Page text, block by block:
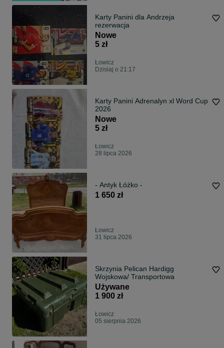
Karty Panini dla Andrzeja
rezerwacja
Nowe
5 zł
Łowicz
Dzisiaj o 21:17
Karty Panini Adrenalyn xl Word Cup
2026
Nowe
5 zł
Łowicz
28 lipca 2026
- Antyk Łóżko -
1 650 zł
Łowicz
31 lipca 2026
Skrzynia Pelican Hardigg
Wojskowa/ Transportowa
Używane
1 900 zł
Łowicz
05 sierpnia 2026